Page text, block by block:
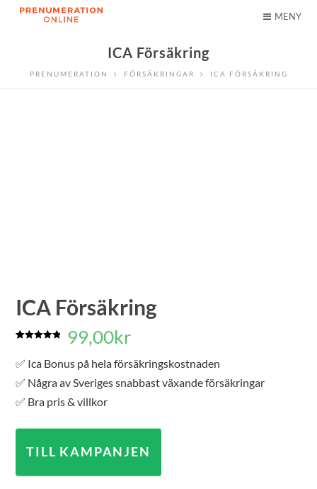
MENY
ICA Försäkring
PRENUMERATION FÖRSÄKRINGAR ICA FÖRSÄKRING
ICA Försäkring
baserat på
99,00kr
✅ Ica Bonus på hela försäkringskostnaden
✅ Några av Sveriges snabbast växande försäkringar
✅ Bra pris & villkor
TILL KAMPANJEN